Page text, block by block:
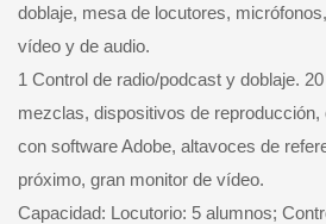
doblaje, mesa de locutores,
vídeo y de audio.
1 Control de radio/podcast y doblaje.
mezclas, dispositivos de reproducción,
con software Adobe, altavoces de
próximo, gran monitor de vídeo.
Capacidad: Locutorio: 5 alumnos;